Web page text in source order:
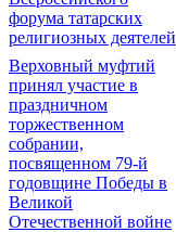
форума татарских
религиозных деятелей
Верховный муфтий
принял участие в
праздничном
торжественном
собрании,
посвященном 79-й
годовщине Победы в
Великой
Отечественной войне